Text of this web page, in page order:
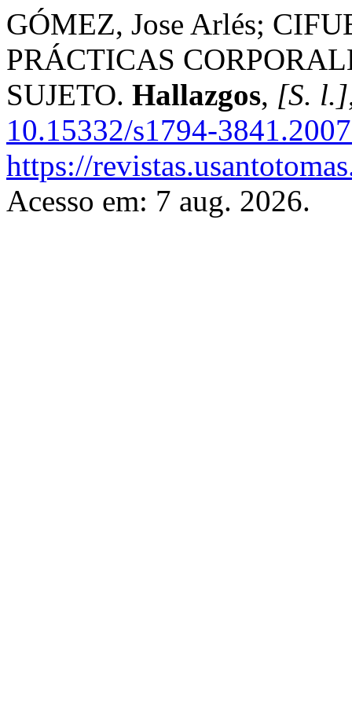
GÓMEZ, Jose Arlés;
PRÁCTICAS
SUJETO. Hallazgos, [S. l.]
10.15332/s1794-
https://
Acesso em: 7 aug. 2026.